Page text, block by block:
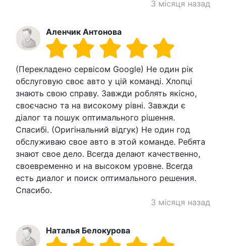
3 місяця назад
Аленчик Антонова
(Перекладено сервісом Google) Не один рік
обслуговую своє авто у цій команді. Хлопці
знають свою справу. Завжди роблять якісно, ​​
своєчасно та на високому рівні. Завжди є
діалог та пошук оптимального рішення.
Спасибі. (Оригінальний відгук) Не один год
обслуживаю свое авто в этой команде. Ребята
знают свое дело. Всегда делают качественно,
своевременно и на высоком уровне. Всегда
есть диалог и поиск оптимального решения.
Спасибо.
3 місяця назад
Наталья Белокурова